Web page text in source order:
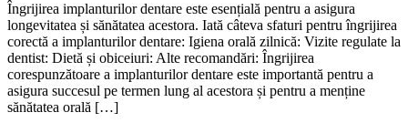
Îngrijirea implanturilor dentare este esențială pentru a asigura
longevitatea și sănătatea acestora. Iată câteva sfaturi pentru îngrijirea
corectă a implanturilor dentare: Igiena orală zilnică: Vizite regulate la
dentist: Dietă și obiceiuri: Alte recomandări: Îngrijirea
corespunzătoare a implanturilor dentare este importantă pentru a
asigura succesul pe termen lung al acestora și pentru a menține
sănătatea orală […]